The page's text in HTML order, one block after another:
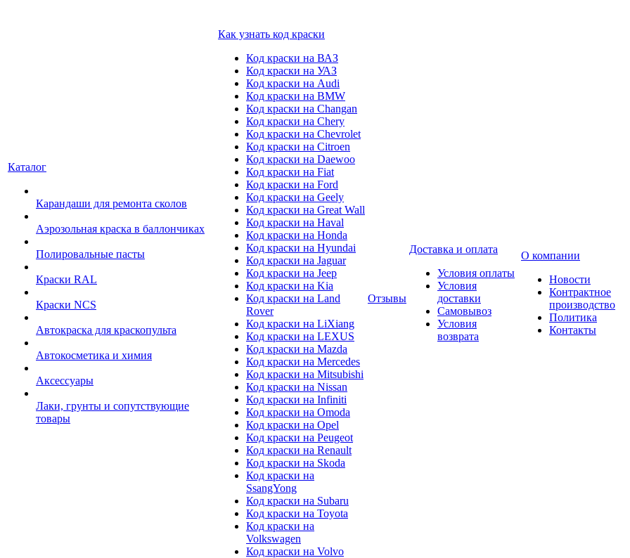
Каталог
Карандаши для ремонта сколов
Аэрозольная краска в баллончиках
Полировальные пасты
Краски RAL
Краски NCS
Автокраска для краскопульта
Автокосметика и химия
Аксессуары
Лаки, грунты и сопутствующие
товары
Как узнать код краски
Код краски на ВАЗ
Код краски на УАЗ
Код краски на Audi
Код краски на BMW
Код краски на Changan
Код краски на Chery
Код краски на Chevrolet
Код краски на Citroen
Код краски на Daewoo
Код краски на Fiat
Код краски на Ford
Код краски на Geely
Код краски на Great Wall
Код краски на Haval
Код краски на Honda
Код краски на Hyundai
Код краски на Jaguar
Код краски на Jeep
Код краски на Kia
Код краски на Land
Rover
Код краски на LiXiang
Код краски на LEXUS
Код краски на Mazda
Код краски на Mercedes
Код краски на Mitsubishi
Код краски на Nissan
Код краски на Infiniti
Код краски на Omoda
Код краски на Opel
Код краски на Peugeot
Код краски на Renault
Код краски на Skoda
Код краски на
SsangYong
Код краски на Subaru
Код краски на Toyota
Код краски на
Volkswagen
Код краски на Volvo
Отзывы
Доставка и оплата
Условия оплаты
Условия
доставки
Самовывоз
Условия
возврата
О компании
Новости
Контрактное
производство
Политика
Контакты